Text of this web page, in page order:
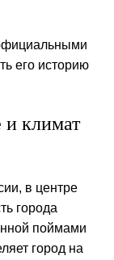
его историю
и климат
в центре
города
поймами
город на